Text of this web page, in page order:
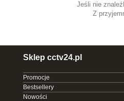
Jeśli nie
Z
Sklep cctv24.pl
Promocje
Bestsellery
Nowości